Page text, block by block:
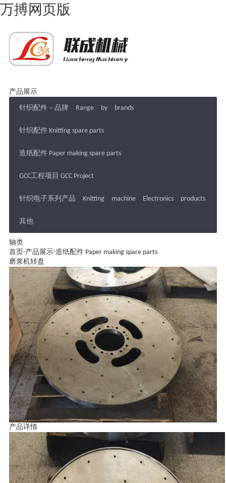
万搏网页版
产品展示
针织配件－品牌 Range by brands
针织配件 Knitting spare parts
造纸配件 Paper making spare parts
GCC工程项目 GCC Project
针织电子系列产品 Knitting machine Electronics products
其他
轴类
首页-产品展示-造纸配件 Paper making spare parts
磨浆机转盘
产品详情